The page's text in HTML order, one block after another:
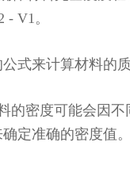
V1。
式来计算材料的
的密度可能会因
定准确的密度值